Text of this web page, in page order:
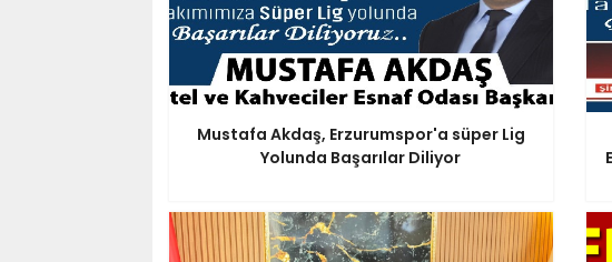
Mustafa Akdaş, Erzurumspor'a süper Lig
Yolunda Başarılar Diliyor